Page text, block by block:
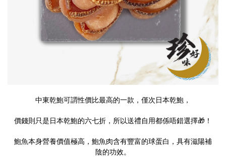
中東乾鮑可謂性價比最高的一款，僅次日本乾鮑，
價錢則只是日本乾鮑的六七折，所以送禮自用都係唔錯選擇🎁！
鮑魚本身營養價值極高，鮑魚肉含有豐富的球蛋白，具有滋陽補
陰的功效。